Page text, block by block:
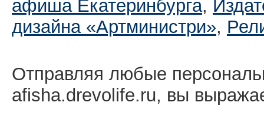
афиша Екатеринбургa,
дизайна «Артминистри»,
Отправляя любые
afisha.drevolife.ru, вы